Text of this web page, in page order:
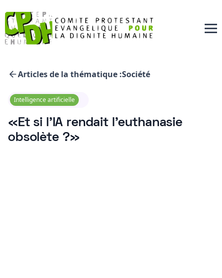
Articles de la thématique :Société
Intelligence artificielle
«Et si l’IA rendait l’euthanasie
obsolète ?»